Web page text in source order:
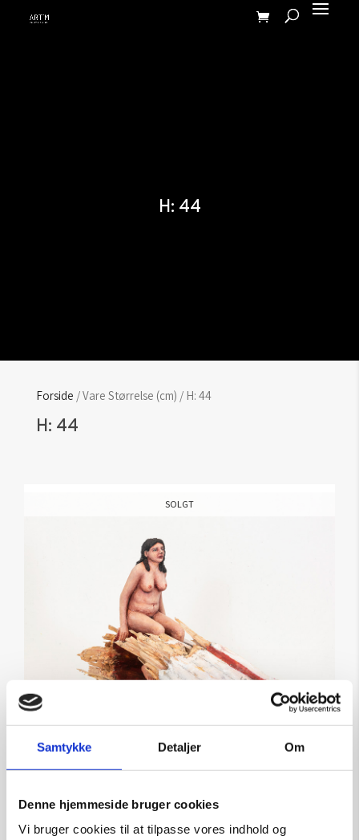
Samtykke Detaljer Om
Denne hjemmeside bruger cookies
Vi bruger cookies til at tilpasse vores indhold og
H: 44
Forside / Vare Størrelse (cm) / H: 44
H: 44
Skulptur af Frank Paul: Broken Hight
Kunstner: Frank Paul
SOLGT